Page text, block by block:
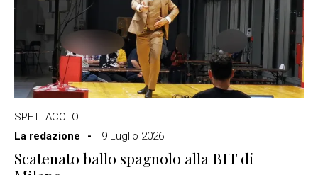
SPETTACOLO
La redazione
9 Luglio 2026
Scatenato ballo spagnolo alla BIT di